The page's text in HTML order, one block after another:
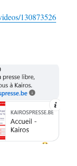
130873526